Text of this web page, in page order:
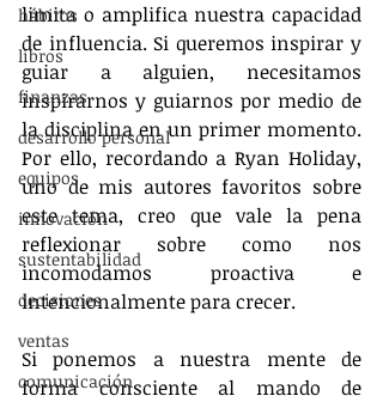
hábitos
libros
finanzas
desarrollo personal
equipos
innovación
sustentabilidad
decisiones
ventas
comunicación
limita o amplifica nuestra capacidad
de influencia. Si queremos inspirar y
guiar a alguien, necesitamos
inspirarnos y guiarnos por medio de
la disciplina en un primer momento.
Por ello, recordando a Ryan Holiday,
uno de mis autores favoritos sobre
este tema, creo que vale la pena
reflexionar sobre como nos
incomodamos proactiva e
intencionalmente para crecer.
Si ponemos a nuestra mente de
forma consciente al mando de